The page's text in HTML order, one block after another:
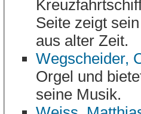
Kreuzfahrtschiffen und zwei Jahre im Orient-
Seite zeigt sein
aus alter Zeit.
Wegscheider,
Orgel und
seine Musik.